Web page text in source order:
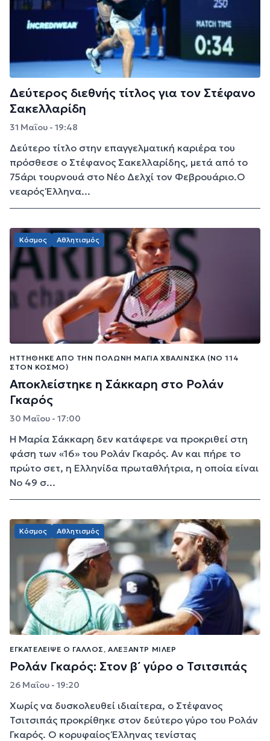
Δεύτερος διεθνής τίτλος για τον Στέφανο
Σακελλαρίδη
31 Μαΐου - 19:48
Δεύτερο τίτλο στην επαγγελματική καριέρα του
πρόσθεσε ο Στέφανος Σακελλαρίδης, μετά από το
75άρι τουρνουά στο Νέο Δελχί τον Φεβρουάριο.Ο
νεαρός Έλληνα...
Κόσμος Αθλητισμός
ΗΤΤΉΘΗΚΕ ΑΠΌ ΤΗΝ ΠΟΛΩΝΉ ΜΆΓΙΑ ΧΒΑΛΊΝΣΚΑ (ΝΟ 114
ΣΤΟΝ ΚΌΣΜΟ)
Αποκλείστηκε η Σάκκαρη στο Ρολάν
Γκαρός
30 Μαΐου - 17:00
Η Μαρία Σάκκαρη δεν κατάφερε να προκριθεί στη
φάση των «16» του Ρολάν Γκαρός. Αν και πήρε το
πρώτο σετ, η Ελληνίδα πρωταθλήτρια, η οποία είναι
Νο 49 σ...
Κόσμος Αθλητισμός
EΓΚΑΤΈΛΕΙΨΕ Ο ΓΆΛΛΟΣ, ΑΛΕΞΆΝΤΡ ΜΙΛΈΡ
Ρολάν Γκαρός: Στον β΄ γύρο ο Τσιτσιπάς
26 Μαΐου - 19:20
Χωρίς να δυσκολευθεί ιδιαίτερα, ο Στέφανος
Τσιτσιπάς προκρίθηκε στον δεύτερο γύρο του Ρολάν
Γκαρός. Ο κορυφαίος Έλληνας τενίστας